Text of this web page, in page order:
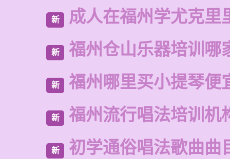
新 成人在福州学尤克里
新 福州仓山乐器培训哪
新 福州哪里买小提琴便
新 福州流行唱法培训机
新 初学通俗唱法歌曲曲